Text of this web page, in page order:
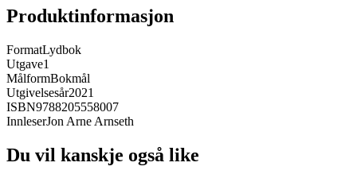
Produktinformasjon
FormatLydbok
Utgave1
MålformBokmål
Utgivelsesår2021
ISBN9788205558007
InnleserJon Arne Arnseth
Du vil kanskje også like